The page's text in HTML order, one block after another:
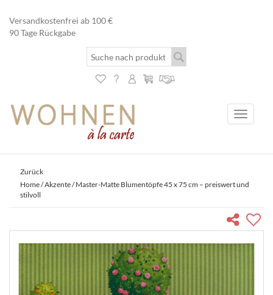
Versandkostenfrei ab 100 €
90 Tage Rückgabe
Toggle
Zurück
Home/Akzente/ Master-Matte Blumentöpfe 45 x 75 cm – preiswert und
stilvoll